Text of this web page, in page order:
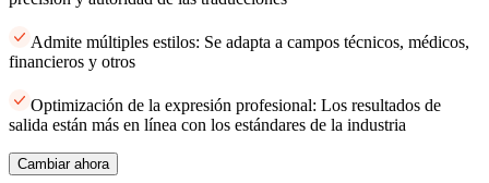
Admite múltiples estilos: Se adapta a campos técnicos, médicos,
financieros y otros
Optimización de la expresión profesional: Los resultados de
salida están más en línea con los estándares de la industria
Cambiar ahora